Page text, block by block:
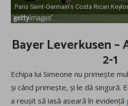
Bayer Leverkusen
2-1
Echipa lui Simeone nu primește
și când primește, și le dă singură.
a reușit să iasă aseară în evidență